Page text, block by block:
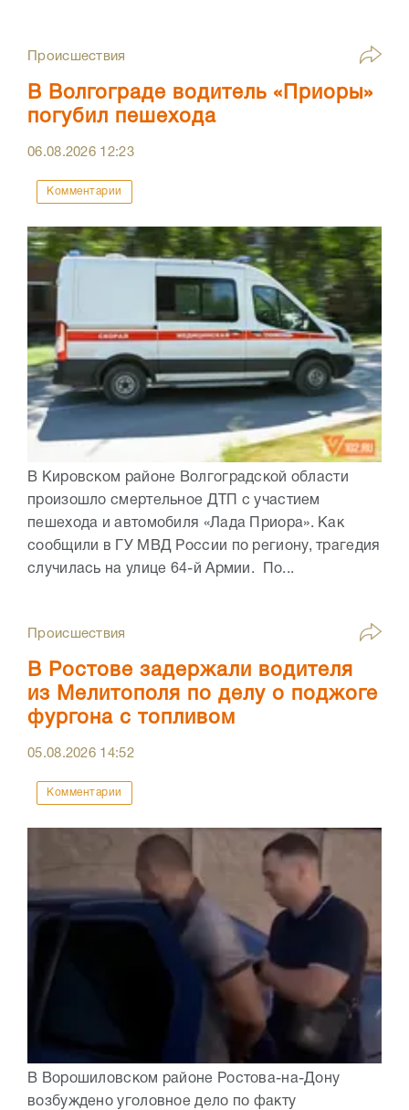
Происшествия
В Волгограде водитель «Приоры»
погубил пешехода
06.08.2026 12:23
Комментарии
В Кировском районе Волгоградской области
произошло смертельное ДТП с участием
пешехода и автомобиля «Лада Приора». Как
сообщили в ГУ МВД России по региону, трагедия
случилась на улице 64-й Армии. По...
Происшествия
В Ростове задержали водителя
из Мелитополя по делу о поджоге
фургона с топливом
05.08.2026 14:52
Комментарии
В Ворошиловском районе Ростова-на-Дону
возбуждено уголовное дело по факту